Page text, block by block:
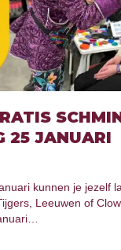
25 JANUARI
kunnen je jezelf
Leeuwen of